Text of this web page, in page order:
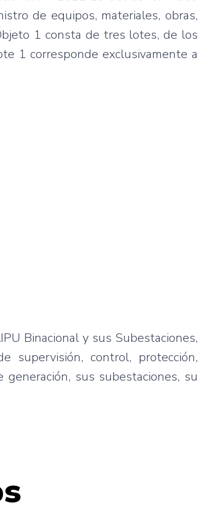
de equipos, materiales, obras,
1 consta de tres lotes, de los
1 corresponde exclusivamente a
Binacional y sus Subestaciones,
supervisión, control, protección,
sus subestaciones, su